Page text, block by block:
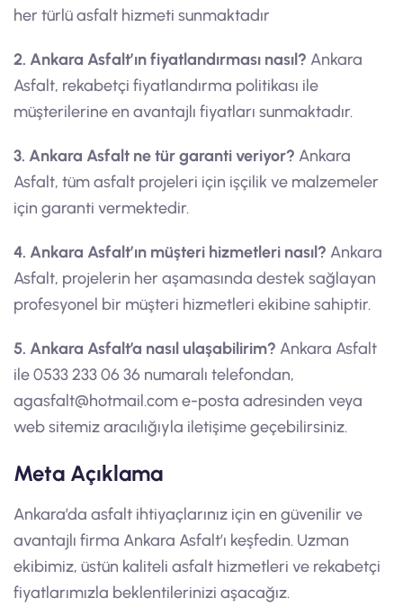
her türlü asfalt hizmeti sunmaktadır
2. Ankara Asfalt’ın fiyatlandırması nasıl? Ankara
Asfalt, rekabetçi fiyatlandırma politikası ile
müşterilerine en avantajlı fiyatları sunmaktadır.
3. Ankara Asfalt ne tür garanti veriyor? Ankara
Asfalt, tüm asfalt projeleri için işçilik ve malzemeler
için garanti vermektedir.
4. Ankara Asfalt’ın müşteri hizmetleri nasıl? Ankara
Asfalt, projelerin her aşamasında destek sağlayan
profesyonel bir müşteri hizmetleri ekibine sahiptir.
5. Ankara Asfalt’a nasıl ulaşabilirim? Ankara Asfalt
ile 0533 233 06 36 numaralı telefondan,
agasfalt@hotmail.come-posta adresinden veya
web sitemiz aracılığıyla iletişime geçebilirsiniz.
Meta Açıklama
Ankara’da asfalt ihtiyaçlarınız için en güvenilir ve
avantajlı firma Ankara Asfalt’ı keşfedin. Uzman
ekibimiz, üstün kaliteli asfalt hizmetleri ve rekabetçi
fiyatlarımızla beklentilerinizi aşacağız.